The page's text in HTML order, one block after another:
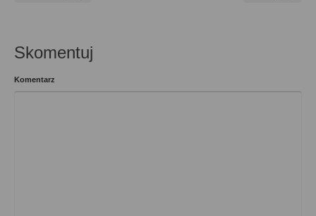
Skomentuj
Komentarz